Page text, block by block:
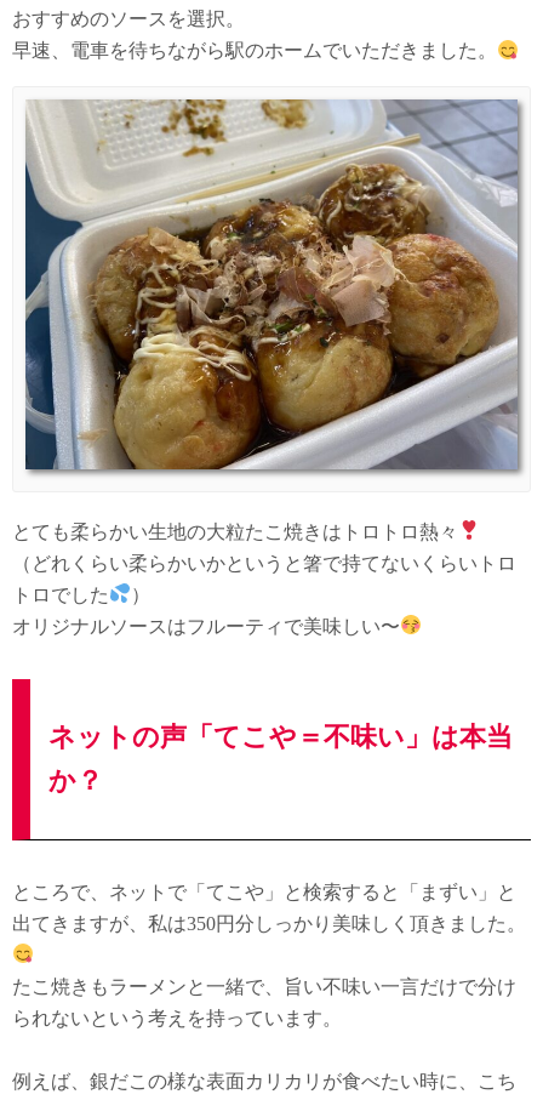
おすすめのソースを選択。
早速、電車を待ちながら駅のホームでいただきました。
とても柔らかい生地の大粒たこ焼きはトロトロ熱々
（どれくらい柔らかいかというと箸で持てないくらいトロ
トロでした
）
オリジナルソースはフルーティで美味しい〜
ネットの声「てこや＝不味い」は本当
か？
ところで、ネットで「てこや」と検索すると「まずい」と
出てきますが、私は350円分しっかり美味しく頂きました。
たこ焼きもラーメンと一緒で、旨い不味い一言だけで分け
られないという考えを持っています。
例えば、銀だこの様な表面カリカリが食べたい時に、こち